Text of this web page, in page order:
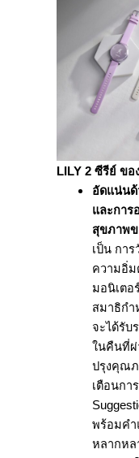
LILY 2 ซีรีย์ ข
อัดแน่น
และการ
สุขภาพ
เป็น กา
ความอิ่ม
มอนิเตอ
สมาธิก
จะได้รับ
ในคืนที่ผ่
ปรุงคุณภ
เตือนกา
พร้อมคำ
หลากห